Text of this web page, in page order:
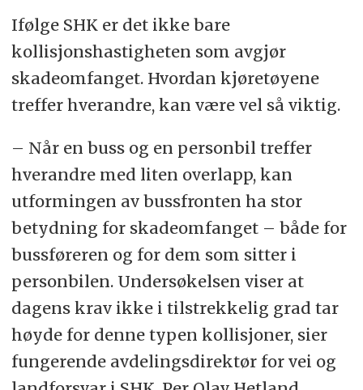
Ifølge SHK er det ikke bare
kollisjonshastigheten som avgjør
skadeomfanget. Hvordan kjøretøyene
treffer hverandre, kan være vel så viktig.
– Når en buss og en personbil treffer
hverandre med liten overlapp, kan
utformingen av bussfronten ha stor
betydning for skadeomfanget – både for
bussføreren og for dem som sitter i
personbilen. Undersøkelsen viser at
dagens krav ikke i tilstrekkelig grad tar
høyde for denne typen kollisjoner, sier
fungerende avdelingsdirektør for vei og